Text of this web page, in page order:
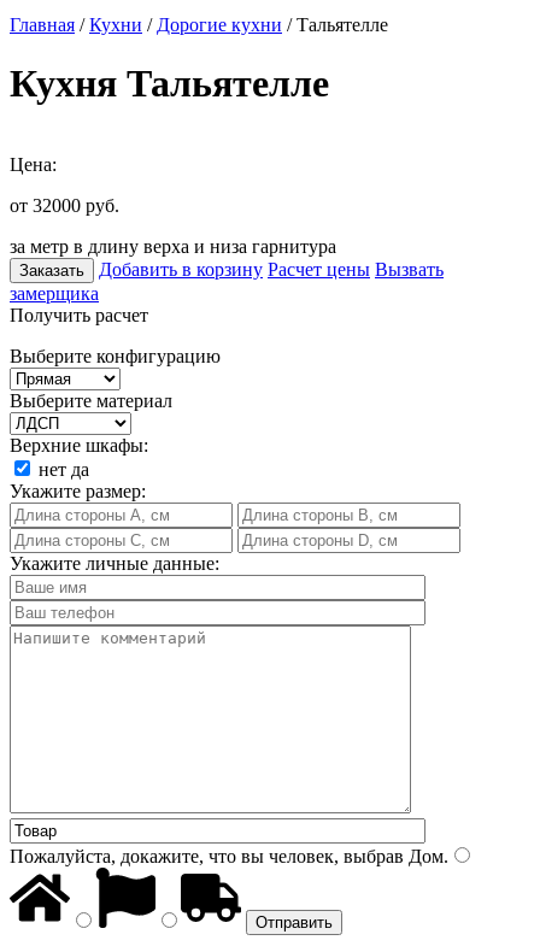
Главная /Кухни / Дорогие кухни / Тальятелле
Кухня Тальятелле
Цена:
от 32000 руб.
за метр в длину верха и низа гарнитура
Заказать Добавить в корзину Расчет цены Вызвать
замерщика
Получить расчет
Выберите конфигурацию
Выберите материал
Верхние шкафы:
нет да
Укажите размер:
Укажите личные данные:
Пожалуйста, докажите, что вы человек, выбрав Дом.